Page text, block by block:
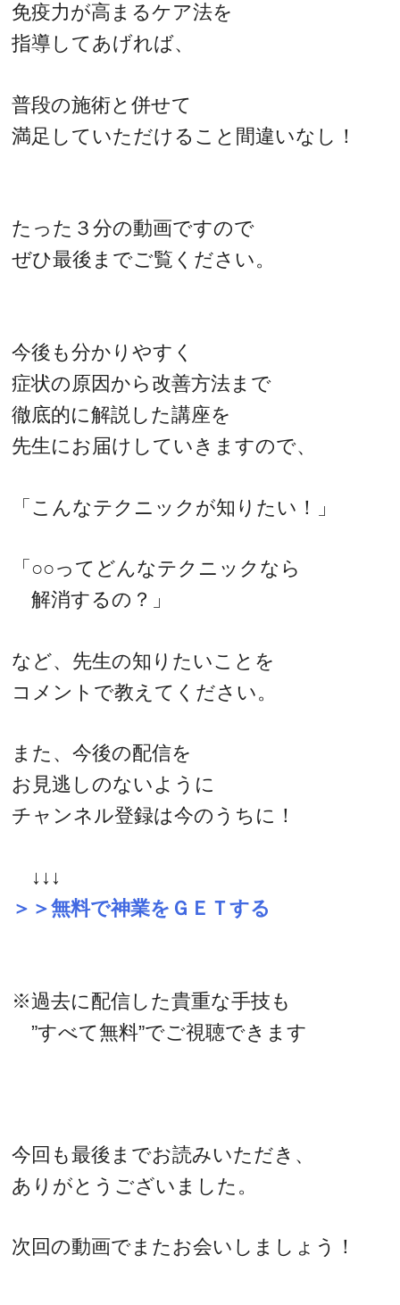
免疫力が高まるケア法を
指導してあげれば、
普段の施術と併せて
満足していただけること間違いなし！
たった３分の動画ですので
ぜひ最後までご覧ください。
今後も分かりやすく
症状の原因から改善方法まで
徹底的に解説した講座を
先生にお届けしていきますので、
「こんなテクニックが知りたい！」
「○○ってどんなテクニックなら
解消するの？」
など、先生の知りたいことを
コメントで教えてください。
また、今後の配信を
お見逃しのないように
チャンネル登録は今のうちに！
↓↓↓
＞＞無料で神業をＧＥＴする
※過去に配信した貴重な手技も
”すべて無料”でご視聴できます
今回も最後までお読みいただき、
ありがとうございました。
次回の動画でまたお会いしましょう！